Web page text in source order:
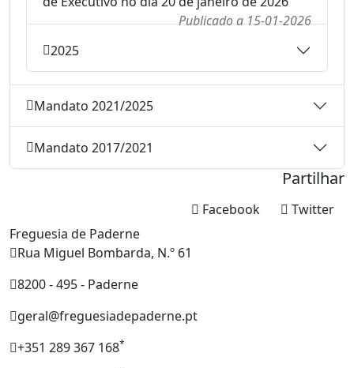
Publicado a15-01-2026
2025
Mandato 2021/2025
Mandato 2017/2021
Partilhar
Twitter
Facebook
Freguesia de Paderne
Rua Miguel Bombarda, N.º 61
8200 - 495 - Paderne
geral@freguesiadepaderne.pt
+351 289 367 168*